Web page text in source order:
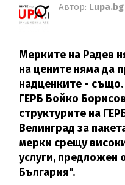
Автор: Lupa.bg
Мерките на Радев
на цените няма да
надценките - също.
ГЕРБ Бойко
структурите на
Велинград за
мерки срещу
услуги, предложен
България".